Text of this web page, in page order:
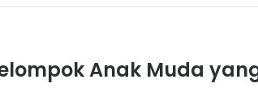
Anak Muda